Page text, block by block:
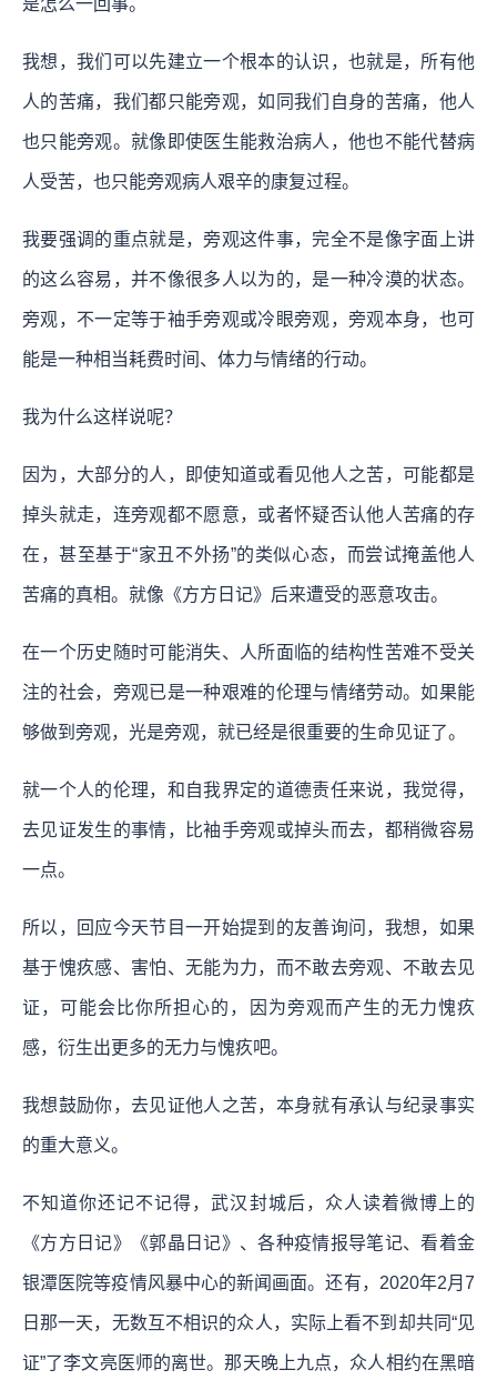
我想，我们可以先建立一个根本的认识，也就是，所有他
人的苦痛，我们都只能旁观，如同我们自身的苦痛，他人
也只能旁观。就像即使医生能救治病人，他也不能代替病
人受苦，也只能旁观病人艰辛的康复过程。
我要强调的重点就是，旁观这件事，完全不是像字面上讲
的这么容易，并不像很多人以为的，是一种冷漠的状态。
旁观，不一定等于袖手旁观或冷眼旁观，旁观本身，也可
能是一种相当耗费时间、体力与情绪的行动。
我为什么这样说呢？
因为，大部分的人，即使知道或看见他人之苦，可能都是
掉头就走，连旁观都不愿意，或者怀疑否认他人苦痛的存
在，甚至基于“家丑不外扬”的类似心态，而尝试掩盖他人
苦痛的真相。就像《方方日记》后来遭受的恶意攻击。
在一个历史随时可能消失、人所面临的结构性苦难不受关
注的社会，旁观已是一种艰难的伦理与情绪劳动。如果能
够做到旁观，光是旁观，就已经是很重要的生命见证了。
就一个人的伦理，和自我界定的道德责任来说，我觉得，
去见证发生的事情，比袖手旁观或掉头而去，都稍微容易
一点。
所以，回应今天节目一开始提到的友善询问，我想，如果
基于愧疚感、害怕、无能为力，而不敢去旁观、不敢去见
证，可能会比你所担心的，因为旁观而产生的无力愧疚
感，衍生出更多的无力与愧疚吧。
我想鼓励你，去见证他人之苦，本身就有承认与纪录事实
的重大意义。
不知道你还记不记得，武汉封城后，众人读着微博上的
《方方日记》《郭晶日记》、各种疫情报导笔记、看着金
银潭医院等疫情风暴中心的新闻画面。还有，2020年2月7
日那一天，无数互不相识的众人，实际上看不到却共同“见
证”了李文亮医师的离世。那天晚上九点，众人相约在黑暗